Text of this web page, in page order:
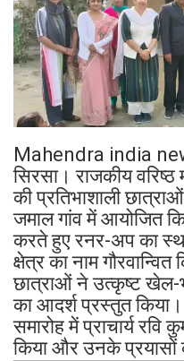
Mahendra india
सिरसा। राजकीय वरिष्ठ
की प्रतिभाशाली
जमाल गांव में आयोजित
करते हुए रनर-अप का
क्षेत्र का नाम गौरवान्वित
छात्राओं ने उत्कृष्ट खेल-
का आदर्श प्रस्तुत किया।
समारोह में प्राचार्य रवि
किया और उनके प्रयासों